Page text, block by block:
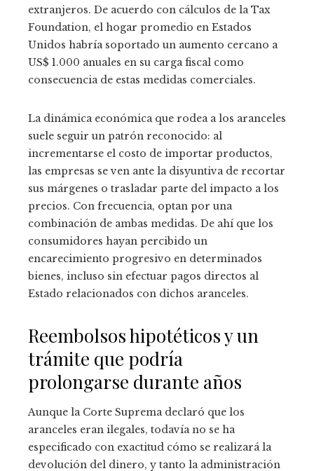
extranjeros. De acuerdo con cálculos de la Tax
Foundation, el hogar promedio en Estados
Unidos habría soportado un aumento cercano a
US$ 1.000 anuales en su carga fiscal como
consecuencia de estas medidas comerciales.
La dinámica económica que rodea a los aranceles
suele seguir un patrón reconocido: al
incrementarse el costo de importar productos,
las empresas se ven ante la disyuntiva de recortar
sus márgenes o trasladar parte del impacto a los
precios. Con frecuencia, optan por una
combinación de ambas medidas. De ahí que los
consumidores hayan percibido un
encarecimiento progresivo en determinados
bienes, incluso sin efectuar pagos directos al
Estado relacionados con dichos aranceles.
Reembolsos hipotéticos y un
trámite que podría
prolongarse durante años
Aunque la Corte Suprema declaró que los
aranceles eran ilegales, todavía no se ha
especificado con exactitud cómo se realizará la
devolución del dinero, y tanto la administración